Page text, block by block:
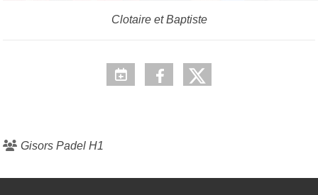
Clotaire et Baptiste
Gisors Padel H1